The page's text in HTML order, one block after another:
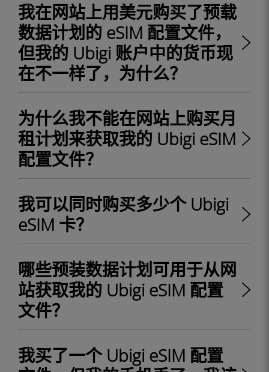
我在网站上用美元购买了预载
数据计划的 eSIM 配置文件，
但我的 Ubigi 账户中的货币现
在不一样了，为什么？
为什么我不能在网站上购买月
租计划来获取我的 Ubigi eSIM
配置文件？
我可以同时购买多少个 Ubigi
eSIM 卡？
哪些预装数据计划可用于从网
站获取我的 Ubigi eSIM 配置
文件？
我买了一个 Ubigi eSIM 配置